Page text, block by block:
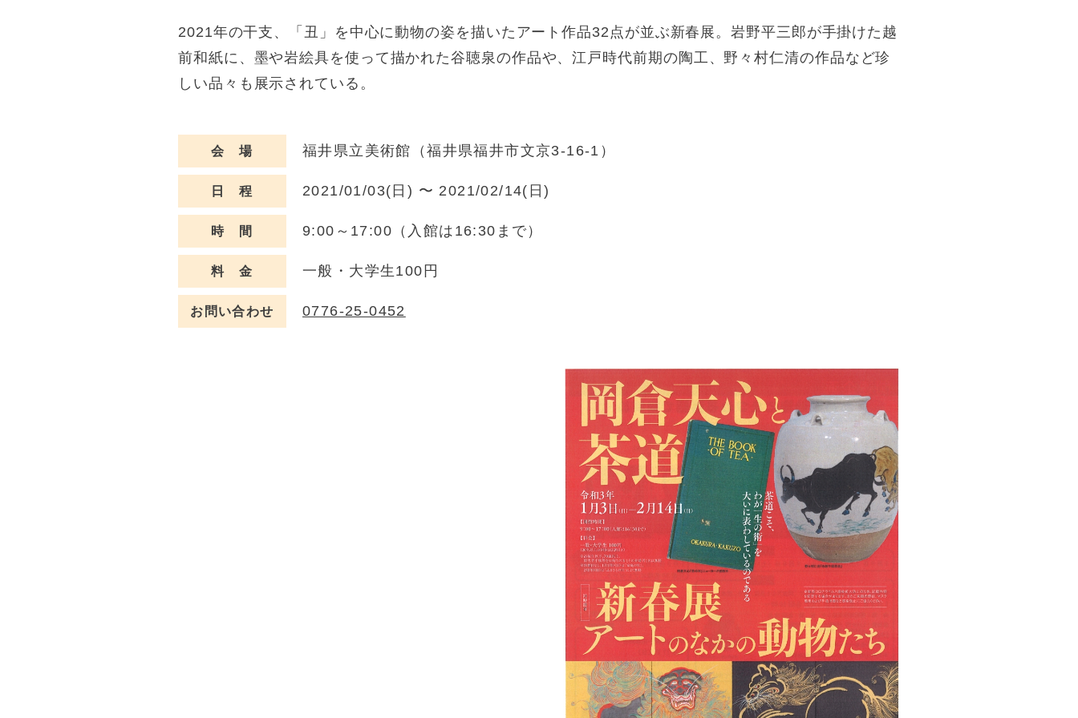
2021年の干支、「丑」を中心に動物の姿を描いたアート作品32点が並ぶ新春展。岩野平三郎が手掛けた越
前和紙に、墨や岩絵具を使って描かれた谷聴泉の作品や、江戸時代前期の陶工、野々村仁清の作品など珍
しい品々も展示されている。
会 場 福井県立美術館（福井県福井市文京3-16-1）
日 程 2021/01/03(日) 〜 2021/02/14(日)
時 間 9:00～17:00（入館は16:30まで）
料 金 一般・大学生100円
お問い合わせ 0776-25-0452